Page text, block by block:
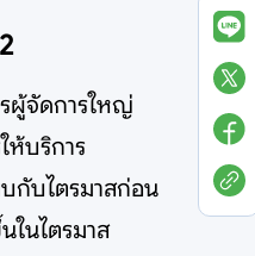
ผู้จัดการใหญ่
ห้บริการ
กับไตรมาสก่อน
ในไตรมาส